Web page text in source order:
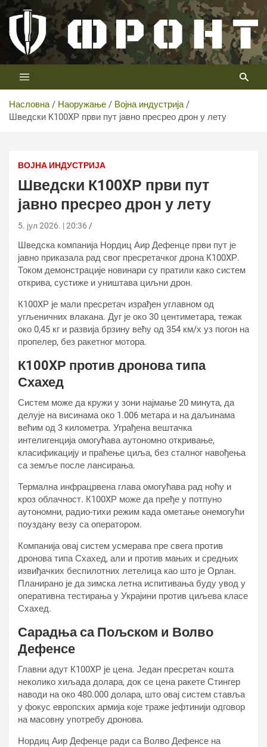
Скип
цонтент
Телевизија ФРОНТ
Први војни канал у Србији
Насловна Наоружање
Војна индустрија
Шведски К100XР први пут јавно пресрео дрон у лету
ВОЈНА ИНДУСТРИЈА
Шведски К100XР први пут
јавно пресрео дрон у лету
5. јул 2026. | 20:36
Шведска компанија Нордиц Аир Дефенце први пут је
јавно приказала рад свог пресретачког дрона К100XР.
Током демонстрације новинари су пратили како систем
открива, сустиже и уништава циљни дрон.
К100XР је мали пресретач израђен углавном од
угљеничних влакана. Дуг је око 30 центиметара, тежак
око 0,45 кг и развија брзину већу од 354 км/х уз погон на
пропелер, без ракетног мотора.
К100XР против дронова типа
Схахед
Систем може да кружи у зони најмање 20 минута, да
делује на висинама око 1.006 метара и на даљинама
већим од 3 километра. Уграђена вештачка
интелигенција омогућава аутономно откривање,
класификацију и праћење циља, без сталног навођења
са земље после лансирања.
Термална инфрацрвена глава омогућава рад ноћу и
кроз облачност. К100XР може да пређе у потпуно
аутономни, радио-тихи режим када ометање онемогући
поуздану везу са оператором.
Компанија овај систем усмерава пре свега против
дронова типа Схахед, али и против мањих и средњих
извиђачких беспилотних летелица као што је Орлан.
Планирано је да зимска летна испитивања буду увод у
оперативна тестирања у Украјини против циљева класе
Схахед.
Сарадња са Пољском и Волво
Дефенсе
Главни адут К100XР је цена. Један пресретач кошта
неколико хиљада долара, док се цена ракете Стингер
наводи на око 480.000 долара, што овај систем ставља
у фокус европских армија које траже јефтинији одговор
на масовну употребу дронова.
Нордиц Аир Дефенце ради са Волво Дефенсе на